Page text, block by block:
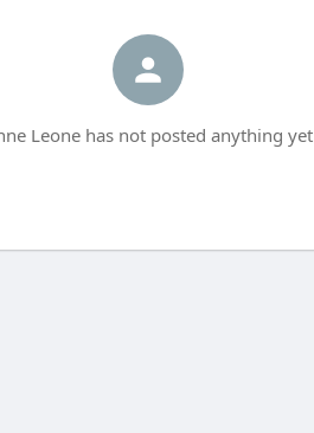
Leone has not posted anything yet